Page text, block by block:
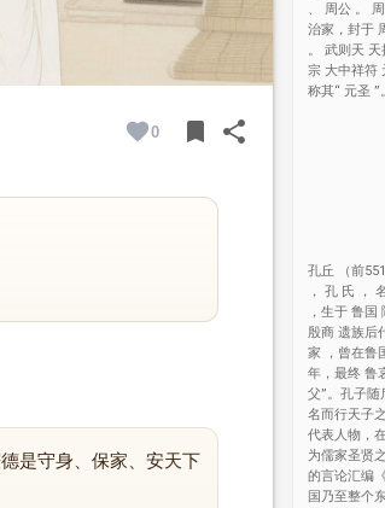
0 bookmarkBOOKMARK
shareSHARE
是守身、保家、安天下
、 周公 。
治家，封于
。 武则天
宗 大中祥符
称其“ 元圣 ”。
孔丘 （前
， 孔 氏 ，
，生于 鲁
殷商 遗族后
家 ，曾在鲁
年，最终 鲁
父”。孔子随
名而行天子
代表人物，
为儒家圣贤
的言论汇编
国乃至整个